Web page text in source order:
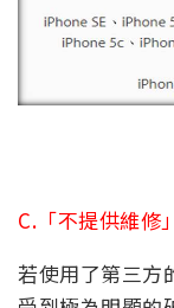
C.「不提供維修
若使用了第三方